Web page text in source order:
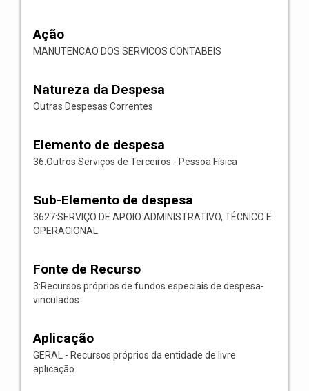
Ação
MANUTENCAO DOS SERVICOS CONTABEIS
Natureza da Despesa
Outras Despesas Correntes
Elemento de despesa
36:Outros Serviços de Terceiros - Pessoa Física
Sub-Elemento de despesa
3627:SERVIÇO DE APOIO ADMINISTRATIVO, TÉCNICO E
OPERACIONAL
Fonte de Recurso
3:Recursos próprios de fundos especiais de despesa-
vinculados
Aplicação
GERAL - Recursos próprios da entidade de livre
aplicação